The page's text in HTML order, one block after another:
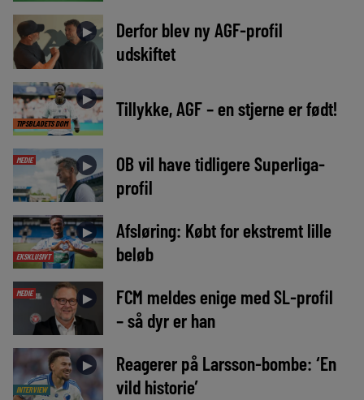
►
Derfor blev ny AGF-profil
udskiftet
TIPSBLADETS DOM
► Tillykke, AGF – en stjerne er født!
MEDIE ►
OB vil have tidligere Superliga-
profil
EKSKLUSIVT
►
Afsløring: Købt for ekstremt lille
beløb
MEDIE ►
FCM meldes enige med SL-profil
– så dyr er han
INTERVIEW
►
Reagerer på Larsson-bombe: ‘En
vild historie’